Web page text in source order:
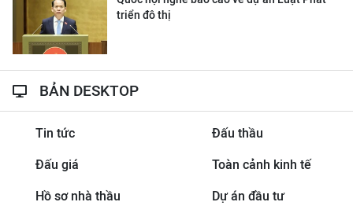
triển đô thị
BẢN DESKTOP
Tin tức Đấu thầu
Đấu giá Toàn cảnh kinh tế
Hồ sơ nhà thầu Dự án đầu tư